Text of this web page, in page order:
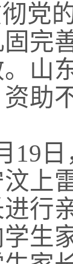
党
完
山
助
19
上
行
生